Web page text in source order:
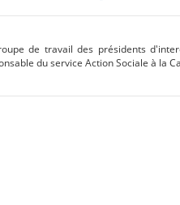
de travail des présidents
du service Action Sociale à la